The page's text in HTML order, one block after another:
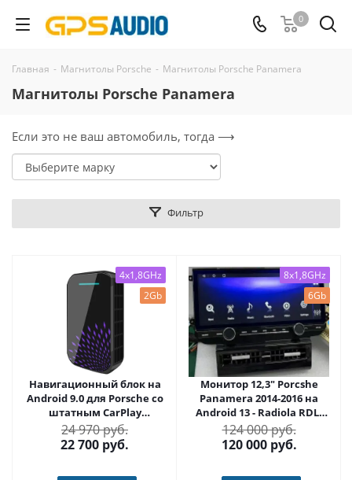
0
Главная - Магнитолы Porsche - Магнитолы Porsche Panamera
Магнитолы Porsche Panamera
Если это не ваш автомобиль, тогда ⟶
Фильтр
4x1,8GHz
2Gb
Навигационный блок на
Android 9.0 для Porsche со
штатным CarPlay
CARMEDIA AS-CP91
24 970 руб.
22 700 руб.
8x1,8GHz
6Gb
Монитор 12,3" Porcshe
Panamera 2014-2016 на
Android 13 - Radiola RDL-
Panamera 3.0 12.3
124 000 руб.
120 000руб.